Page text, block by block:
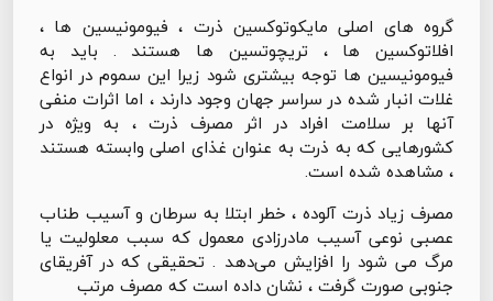
گروه های اصلی مایکوتوکسین ذرت ، فیومونیسین ها ،
افلاتوکسین ها ، تریچوتسین ها هستند . باید به
فیومونیسین ها توجه بیشتری شود زیرا این سموم در انواع
غلات انبار شده در سراسر جهان وجود دارند ، اما اثرات منفی
آنها بر سلامت افراد در اثر مصرف ذرت ، به ویژه در
کشورهایی که به ذرت به عنوان غذای اصلی وابسته هستند
، مشاهده شده است.
مصرف زیاد ذرت آلوده ، خطر ابتلا به سرطان و آسیب طناب
عصبی نوعی آسیب مادرزادی معمول که سبب معلولیت یا
مرگ می شود را افزایش می‌دهد . تحقیقی که در آفریقای
جنوبی صورت گرفت ، نشان داده است که مصرف مرتب